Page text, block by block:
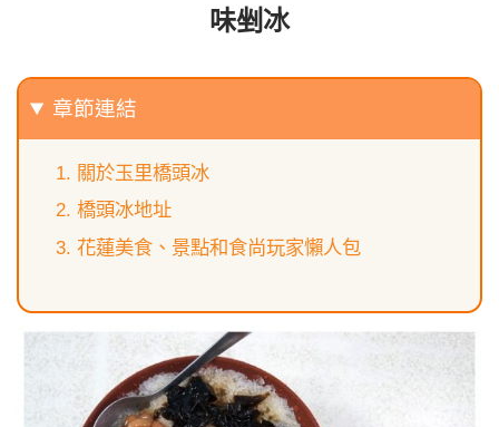
味剉冰
章節連結
關於玉里橋頭冰
橋頭冰地址
花蓮美食、景點和食尚玩家懶人包